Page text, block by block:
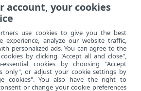
の使用>ESET PROTECT メ
設定
account, your cookies
use cookies to give you the best
experience, analyze our website traffic,
personalized ads. You can agree to the
by clicking "Accept all and close",
cookies by choosing "Accept
only", or adjust your cookie settings by
cookies". You also have the right to
or change your cookie preferences